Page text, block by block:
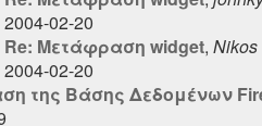
2004-02-20
Re: Μετάφραση widget,
2004-02-20
της Βάσης Δεδομένων